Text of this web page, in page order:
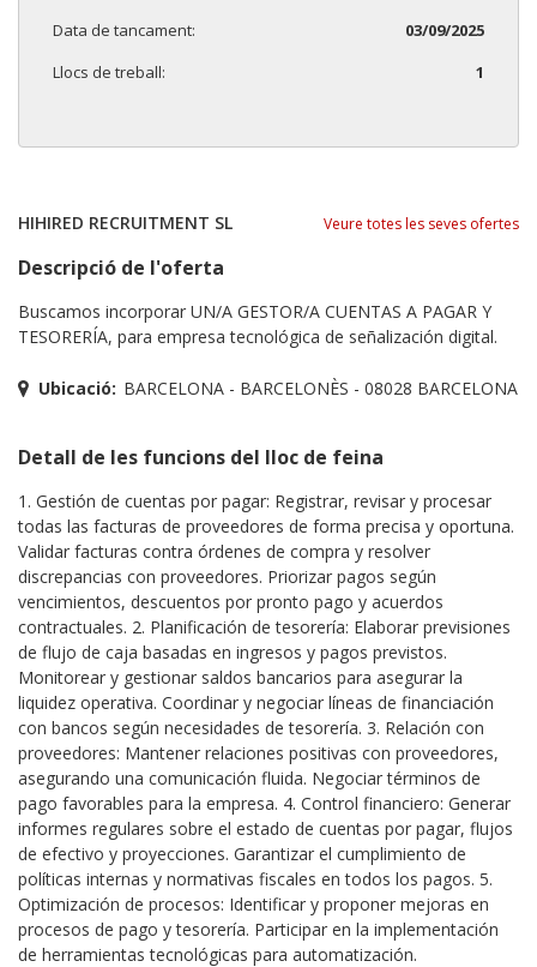
Data de tancament:
03/09/2025
Llocs de treball:
1
HIHIRED RECRUITMENT SL Veure totes les seves ofertes
Descripció de l'oferta
Buscamos incorporar UN/A GESTOR/A CUENTAS A PAGAR Y
TESORERÍA, para empresa tecnológica de señalización digital.
Ubicació: BARCELONA - BARCELONÈS - 08028 BARCELONA
Detall de les funcions del lloc de feina
1. Gestión de cuentas por pagar: Registrar, revisar y procesar
todas las facturas de proveedores de forma precisa y oportuna.
Validar facturas contra órdenes de compra y resolver
discrepancias con proveedores. Priorizar pagos según
vencimientos, descuentos por pronto pago y acuerdos
contractuales. 2. Planificación de tesorería: Elaborar previsiones
de flujo de caja basadas en ingresos y pagos previstos.
Monitorear y gestionar saldos bancarios para asegurar la
liquidez operativa. Coordinar y negociar líneas de financiación
con bancos según necesidades de tesorería. 3. Relación con
proveedores: Mantener relaciones positivas con proveedores,
asegurando una comunicación fluida. Negociar términos de
pago favorables para la empresa. 4. Control financiero: Generar
informes regulares sobre el estado de cuentas por pagar, flujos
de efectivo y proyecciones. Garantizar el cumplimiento de
políticas internas y normativas fiscales en todos los pagos. 5.
Optimización de procesos: Identificar y proponer mejoras en
procesos de pago y tesorería. Participar en la implementación
de herramientas tecnológicas para automatización.